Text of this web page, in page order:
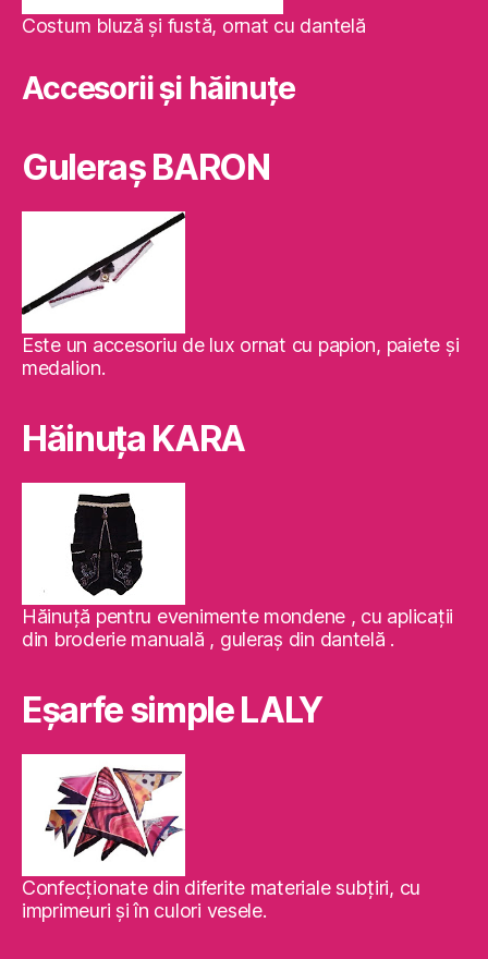
Costum bluză şi fustă, ornat cu dantelă
Accesorii și hăinuțe
Guleraş BARON
Este un accesoriu de lux ornat cu papion, paiete şi
medalion.
Hăinuţa KARA
Hăinuţă pentru evenimente mondene , cu aplicaţii
din broderie manuală , guleraş din dantelă .
Eşarfe simple LALY
Confecţionate din diferite materiale subţiri, cu
imprimeuri şi în culori vesele.